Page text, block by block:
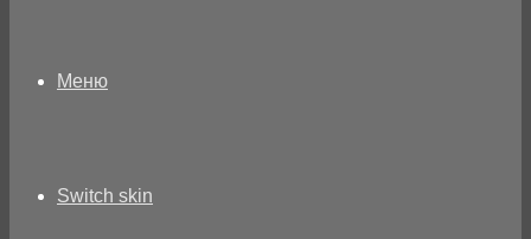
Меню
Switch skin